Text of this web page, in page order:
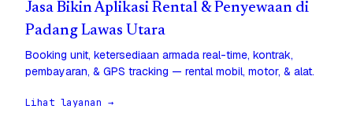
Jasa Bikin Aplikasi Rental & Penyewaan di
Padang Lawas Utara
Booking unit, ketersediaan armada real-time, kontrak,
pembayaran, & GPS tracking — rental mobil, motor, & alat.
Lihat layanan →